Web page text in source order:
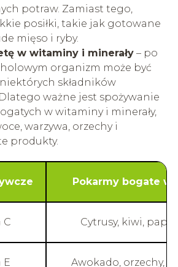
potraw. Zamiast tego,
posiłki, takie jak gotowane
mięso i ryby.
w witaminy i minerały– po
organizm może być
składników
ważne jest spożywanie
w witaminy i minerały,
warzywa, orzechy i
produkty.
Pokarmy bogate w
C Cytrusy, kiwi,
E Awokado, orzechy,